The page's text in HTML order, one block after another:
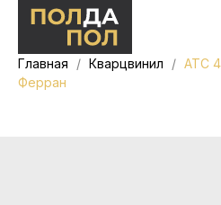
Главная Кварцвинил
ATC
Ферран